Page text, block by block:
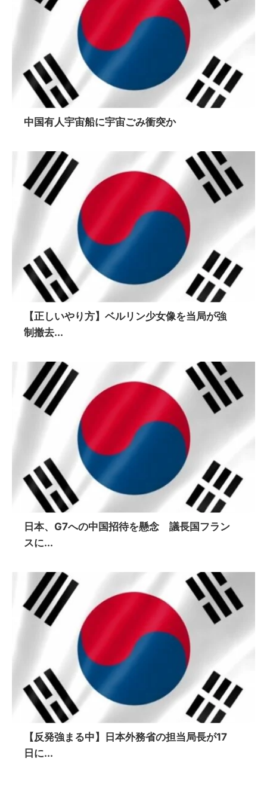
中国有人宇宙船に宇宙ごみ衝突か
【正しいやり方】ベルリン少女像を当局が強
制撤去...
日本、G7への中国招待を懸念 議長国フラン
スに...
【反発強まる中】日本外務省の担当局長が17
日に...